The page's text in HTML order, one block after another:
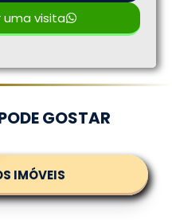
uma visita
GOSTAR
IMÓVEIS